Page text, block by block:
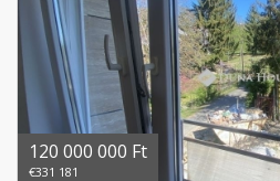
120 000 000 Ft
€331 181